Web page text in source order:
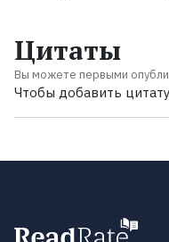
Цитаты
Вы можете первыми
Чтобы добавить